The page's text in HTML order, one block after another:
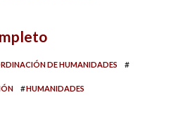
DE HUMANIDADES #
#HUMANIDADES